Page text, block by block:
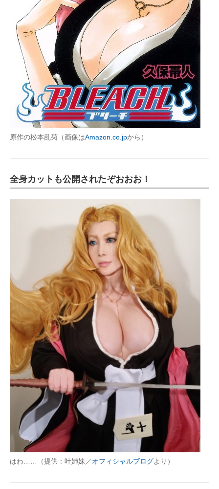
原作の松本乱菊（画像はAmazon.co.jpから）
全身カットも公開されたぞおおお！
はわ……（提供：叶姉妹／オフィシャルブログより）